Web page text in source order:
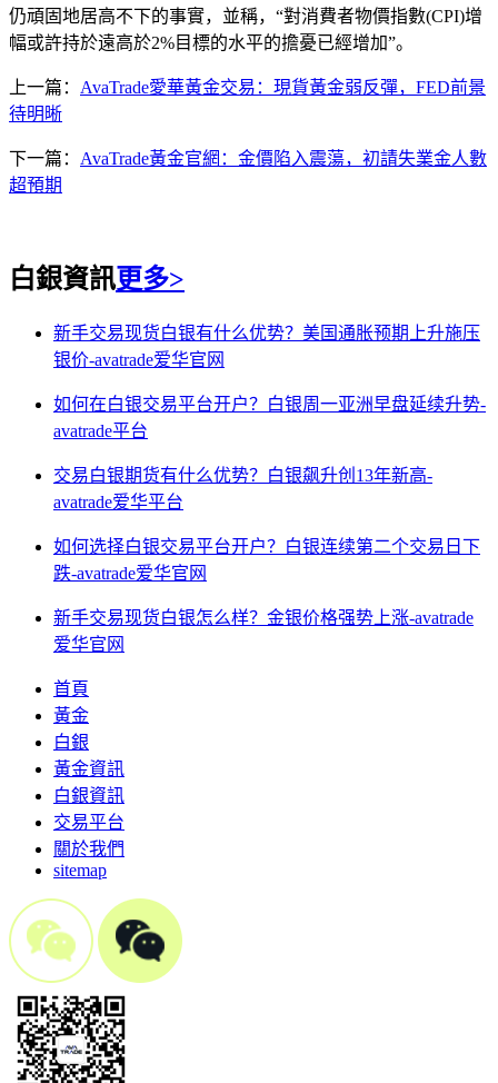
仍頑固地居高不下的事實，並稱，“對消費者物價指數(CPI)增
幅或許持於遠高於2%目標的水平的擔憂已經增加”。
上一篇： AvaTrade愛華黃金交易：現貨黃金弱反彈，FED前景
待明晰
下一篇： AvaTrade黃金官網：金價陷入震蕩，初請失業金人數
超預期
白銀資訊更多>
新手交易现货白银有什么优势？美国通胀预期上升施压
银价-avatrade爱华官网
如何在白银交易平台开户？白银周一亚洲早盘延续升势-
avatrade平台
交易白银期货有什么优势？白银飙升创13年新高-
avatrade爱华平台
如何选择白银交易平台开户？白银连续第二个交易日下
跌-avatrade爱华官网
新手交易现货白银怎么样？金银价格强势上涨-avatrade
爱华官网
首頁
黃金
白銀
黃金資訊
白銀資訊
交易平台
關於我們
sitemap